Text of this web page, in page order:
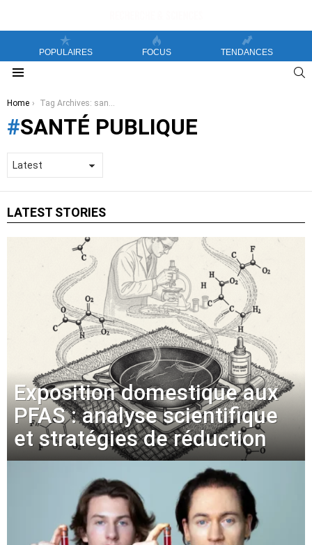
POPULAIRES FOCUS TENDANCES
You are here:
Home Tag Archives: santé publique
SANTÉ PUBLIQUE
LATEST STORIES
Exposition domestique aux
PFAS : analyse scientifique
et stratégies de réduction